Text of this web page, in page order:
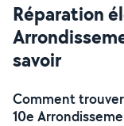
Réparation
savoir
Comment
10e